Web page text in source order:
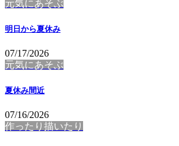
元気にあそぶ
明日から夏休み
07/17/2026
元気にあそぶ
夏休み間近
07/16/2026
作ったり描いたり